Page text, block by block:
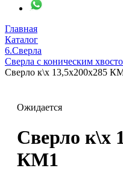
Главная
Каталог
6.Сверла
Сверла с коническим
Сверло к\х 13,5х200х285
Ожидается
Сверло к\х
КМ1